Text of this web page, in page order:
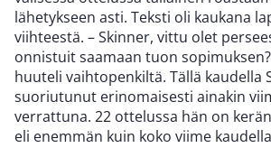
lähetykseen asti. Teksti oli kaukana
viihteestä. – Skinner, vittu olet
onnistuit saamaan tuon sopimuksen?
huuteli vaihtopenkiltä. Tällä kaudella
suoriutunut erinomaisesti ainakin
verrattuna. 22 ottelussa hän on
eli enemmän kuin koko viime